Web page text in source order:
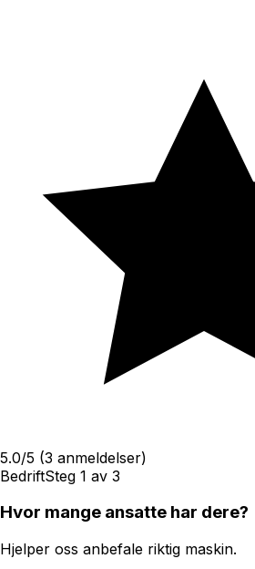
5.0/5 (3 anmeldelser)
BedriftSteg 1 av 3
Hvor mange ansatte har dere?
Hjelper oss anbefale riktig maskin.